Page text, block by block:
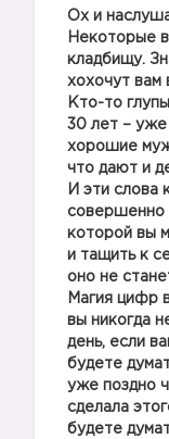
Ох и
Некоторые
кладбищу.
хохочут вам
Кто-то
30 лет – уже
хорошие
что дают и
И эти слова
совершенно
которой вы
и тащить к
оно не
Магия цифр
вы никогда
день, если
будете
уже поздно
сделала
будете